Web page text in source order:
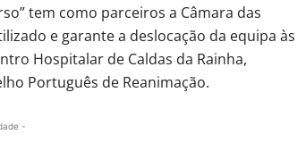
tem como parceiros a Câmara das
e garante a deslocação da equipa às
Hospitalar de Caldas da Rainha,
Português de Reanimação.
-